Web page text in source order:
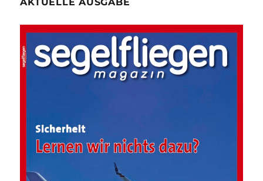
AKTUELLE AUSGABE